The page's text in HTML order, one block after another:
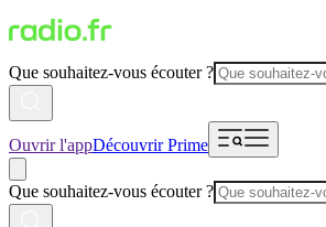
Que souhaitez-vous écouter ?
Ouvrir l'appDécouvrir Prime
Que souhaitez-vous écouter ?